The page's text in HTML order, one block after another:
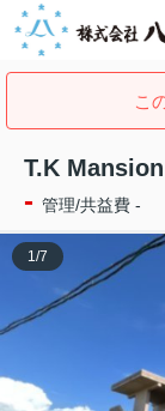
こ
T.K Mansion
- 管理/共益費 -
1/7